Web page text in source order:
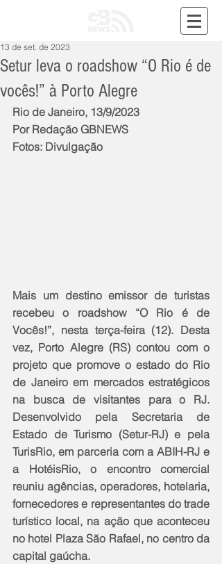
Setur leva o roadshow “O Rio é de
vocês!” à Porto Alegre
13 de set. de 2023
Rio de Janeiro, 13/9/2023
Por Redação GBNEWS
Fotos: Divulgação
Mais um destino emissor de turistas
recebeu o roadshow “O Rio é de
Vocês!”, nesta terça-feira (12). Desta
vez, Porto Alegre (RS) contou com o
projeto que promove o estado do Rio
de Janeiro em mercados estratégicos
na busca de visitantes para o RJ.
Desenvolvido pela Secretaria de
Estado de Turismo (Setur-RJ) e pela
TurisRio, em parceria com a ABIH-RJ e
a HotéisRio, o encontro comercial
reuniu agências, operadores, hotelaria,
fornecedores e representantes do trade
turístico local, na ação que aconteceu
no hotel Plaza São Rafael, no centro da
capital gaúcha.